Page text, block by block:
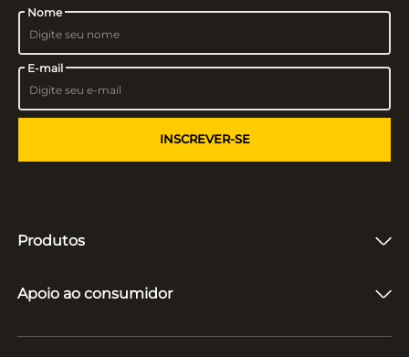
Nome
E-mail
INSCREVER-SE
Produtos
Caixas de Som
Vitrolas e Toca-Discos
Apoio ao consumidor
Suporte e Reparo